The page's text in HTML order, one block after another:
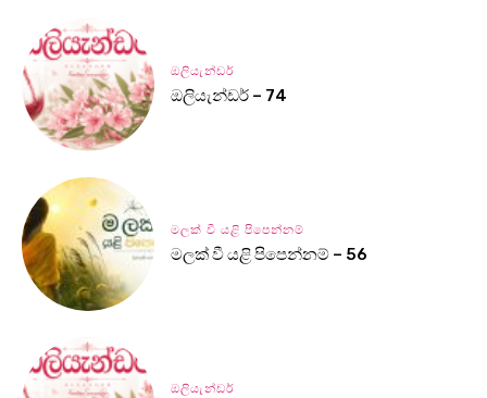
ඔලියැන්ඩර්
ඔලියැන්ඩර් – 74
මලක් වී යළි පිපෙන්නම්
මලක් වී යළි පිපෙන්නම් – 56
ඔලියැන්ඩර්